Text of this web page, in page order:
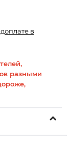
в
разными